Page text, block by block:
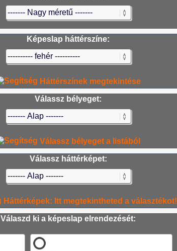
Képeslap háttérszíne:
Háttérszínek megtekintése
Válassz bélyeget:
Válassz bélyeget a listából
Válassz háttérképet:
Háttérképek: Itt megtekintheted a választékot!
Válaszd ki a képeslap elrendezését: